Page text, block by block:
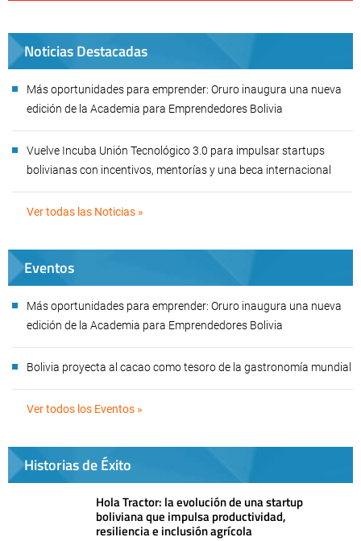
Noticias Destacadas
Más oportunidades para emprender: Oruro inaugura una nueva
edición de la Academia para Emprendedores Bolivia
Vuelve Incuba Unión Tecnológico 3.0 para impulsar startups
bolivianas con incentivos, mentorías y una beca internacional
Ver todas las Noticias »
Eventos
Más oportunidades para emprender: Oruro inaugura una nueva
edición de la Academia para Emprendedores Bolivia
Bolivia proyecta al cacao como tesoro de la gastronomía mundial
Ver todos los Eventos »
Historias de Éxito
Hola Tractor: la evolución de una startup
boliviana que impulsa productividad,
resiliencia e inclusión agrícola